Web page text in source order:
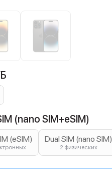
(nano SIM+eSIM)
(eSIM) Dual SIM (nano SIM)
2 физических